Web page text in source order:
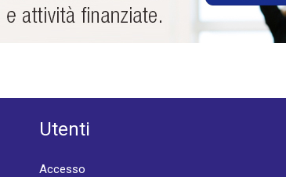
Utenti
Accesso